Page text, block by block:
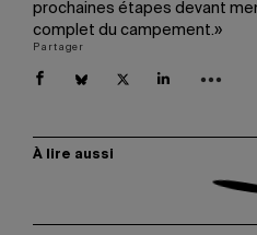
prochaines étapes devant
complet du campement.»
Partager
À lire aussi